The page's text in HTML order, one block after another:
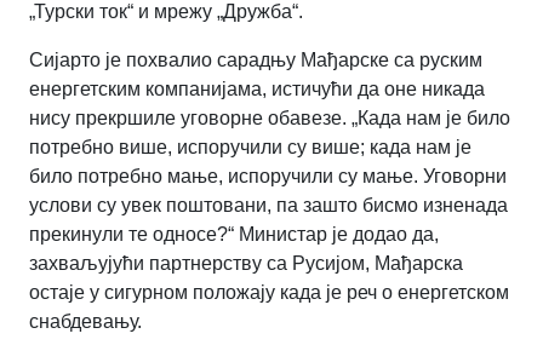
„Турски ток“ и мрежу „Дружба“.
Сијарто је похвалио сарадњу Мађарске са руским
енергетским компанијама, истичући да оне никада
нису прекршиле уговорне обавезе. „Када нам је било
потребно више, испоручили су више; када нам је
било потребно мање, испоручили су мање. Уговорни
услови су увек поштовани, па зашто бисмо изненада
прекинули те односе?“ Министар је додао да,
захваљујући партнерству са Русијом, Мађарска
остаје у сигурном положају када је реч о енергетском
снабдевању.